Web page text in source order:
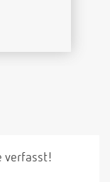
verfasst!